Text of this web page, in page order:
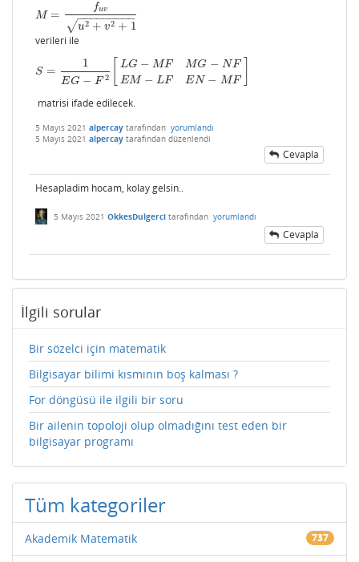
M =
fuv
u2 + v2 + 1
− −
−−−−−−−
√
M= fuv u2+v2+1
verileri ile
S =
1
EG − F 2
LG − MF
EM − LF
MG − N F
EN − MF
S =1EG−F2[LG MFM −NFE −LFEN MF]
matrisi ifade edilecek.
5 Mayıs 2021 alpercay tarafından yorumlandı
5 Mayıs 2021 alpercay tarafından düzenlendi
Cevapla
Hesapladim hocam, kolay gelsin..
5 Mayıs 2021 OkkesDulgerci tarafından yorumlandı
Cevapla
İlgili sorular
Bir sözelci için matematik
Bilgisayar bilimi kısmının boş kalması ?
For döngüsü ile ilgili bir soru
Bir ailenin topoloji olup olmadığını test eden bir
bilgisayar programı
Tüm kategoriler
Akademik Matematik 737